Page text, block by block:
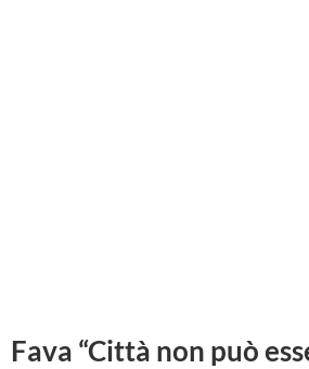
Fava “Città non può